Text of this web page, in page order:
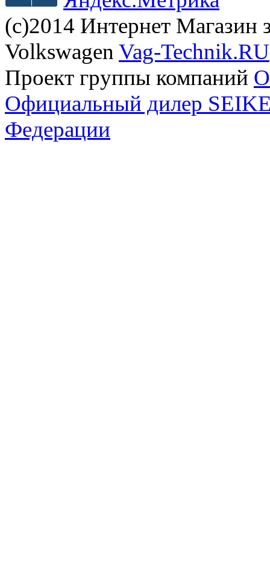
(с)2014 Интернет Магазин
Volkswagen Vag-Technik.RU
Проект группы компаний
Официальный дилер
Федерации